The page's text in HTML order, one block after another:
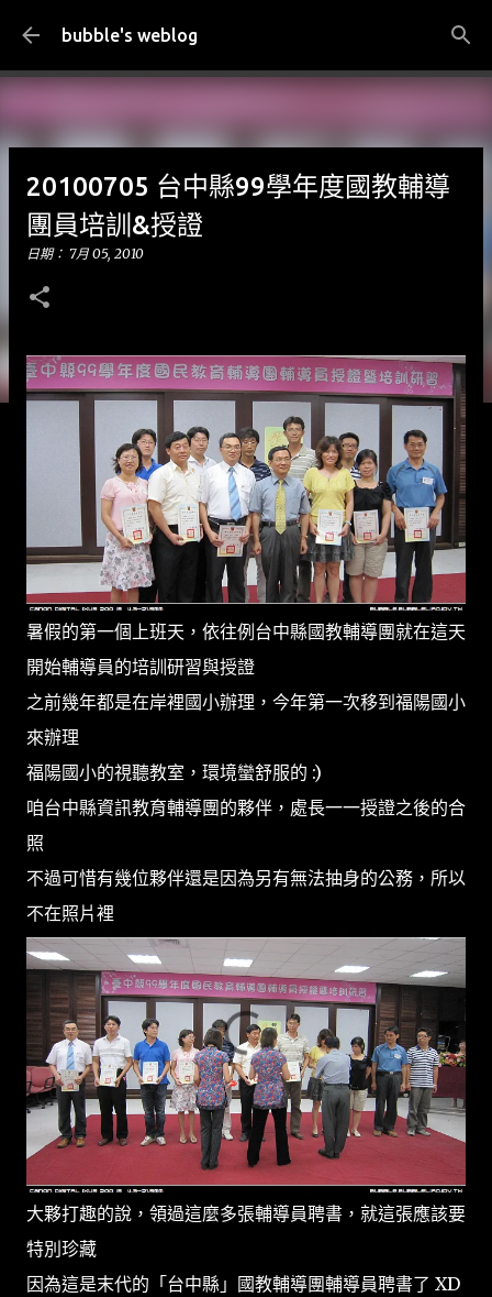
跳到主要內容
bubble's weblog
20100705 台中縣99學年度國教輔導
團員培訓&授證
日期： 7月 05, 2010
暑假的第一個上班天，依往例台中縣國教輔導團就在這天
開始輔導員的培訓研習與授證
之前幾年都是在岸裡國小辦理，今年第一次移到福陽國小
來辦理
福陽國小的視聽教室，環境蠻舒服的 :)
咱台中縣資訊教育輔導團的夥伴，處長一一授證之後的合
照
不過可惜有幾位夥伴還是因為另有無法抽身的公務，所以
不在照片裡
大夥打趣的說，領過這麼多張輔導員聘書，就這張應該要
特別珍藏
因為這是末代的「台中縣」國教輔導團輔導員聘書了 XD